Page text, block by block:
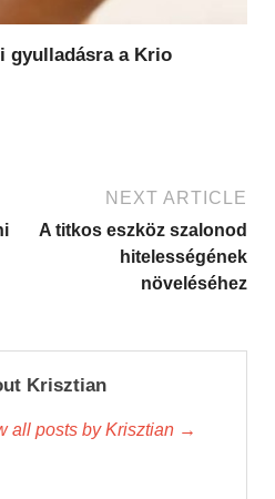
gyulladásra a Krio
NEXT ARTICLE
A titkos eszköz szalonod
hitelességének
növeléséhez
Krisztian
all posts by Krisztian →